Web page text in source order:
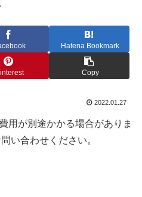
Hatena Bookmark
Copy
2022.01.27
用が別途かかる場合がありま
い合わせください。